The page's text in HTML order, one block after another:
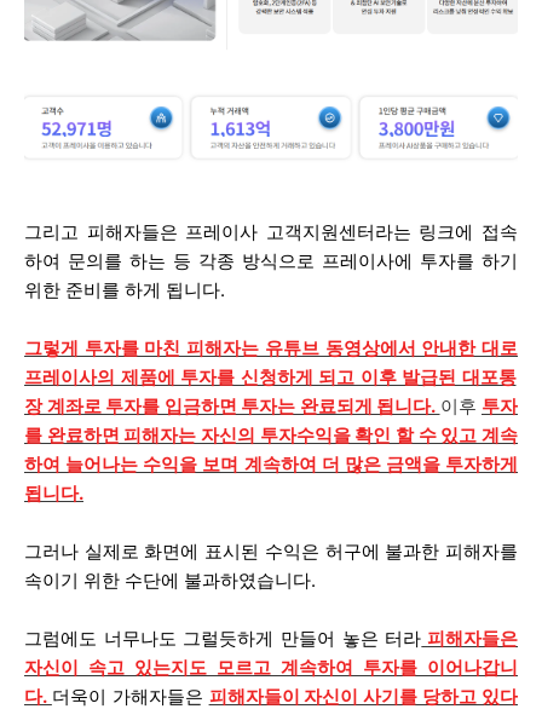
그리고 피해자들은 프레이사 고객지원센터라는 링크에 접속
하여 문의를 하는 등 각종 방식으로 프레이사에 투자를 하기
위한 준비를 하게 됩니다.
그렇게 투자를 마친 피해자는 유튜브 동영상에서 안내한 대로
프레이사의 제품에 투자를 신청하게 되고 이후 발급된 대포통
장 계좌로 투자를 입금하면 투자는 완료되게 됩니다. 이후 투자
를 완료하면 피해자는 자신의 투자수익을 확인 할 수 있고 계속
하여 늘어나는 수익을 보며 계속하여 더 많은 금액을 투자하게
됩니다.
그러나 실제로 화면에 표시된 수익은 허구에 불과한 피해자를
속이기 위한 수단에 불과하였습니다.
그럼에도 너무나도 그럴듯하게 만들어 놓은 터라 피해자들은
자신이 속고 있는지도 모르고 계속하여 투자를 이어나갑니
다. 더욱이 가해자들은 피해자들이 자신이 사기를 당하고 있다